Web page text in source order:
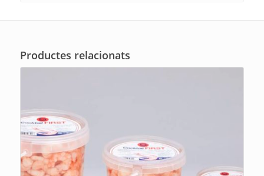
Productes relacionats